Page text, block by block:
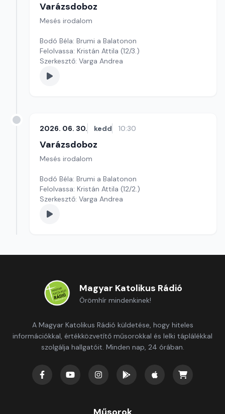
Varázsdoboz
Mesés irodalom
Bodó Béla: Brumi a Balatonon
Felolvassa: Kristán Attila (12/3.)
Szerkesztő: Varga Andrea
2026. 06. 30. kedd 10:30
Varázsdoboz
Mesés irodalom
Bodó Béla: Brumi a Balatonon
Felolvassa: Kristán Attila (12/2.)
Szerkesztő: Varga Andrea
Magyar Katolikus Rádió
Örömhír mindenkinek!
A Magyar Katolikus Rádió küldetése, hogy hiteles
információkkal, értékközvetítő műsorokkal és lelki táplálékkal
szolgálja hallgatóit. Minden nap, 24 órában.